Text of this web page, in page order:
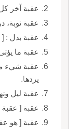
عقبة آخر
عقبة نوبة،
عقبة بدل : [
عقبة ما
عقبة شيء
يردها.
عقبة ليل
عقبة [ عقبة
عقبة [ هو